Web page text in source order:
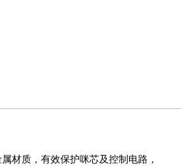
材质，有效保护咪芯及控制电路，